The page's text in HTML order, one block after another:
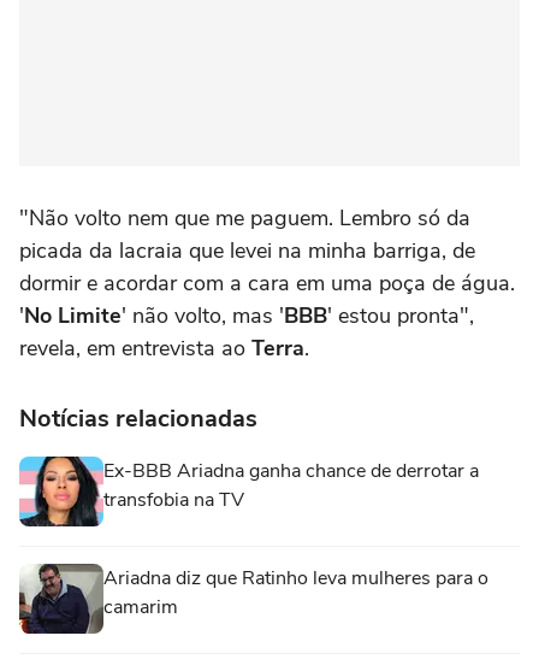
"Não volto nem que me paguem. Lembro só da
picada da lacraia que levei na minha barriga, de
dormir e acordar com a cara em uma poça de água.
'No Limite' não volto, mas 'BBB' estou pronta",
revela, em entrevista ao Terra.
Notícias relacionadas
Ex-BBB Ariadna ganha chance de derrotar a
transfobia na TV
Ariadna diz que Ratinho leva mulheres para o
camarim